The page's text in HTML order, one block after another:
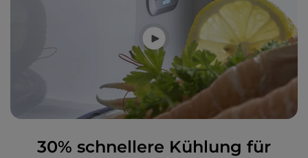
30% schnellere Kühlung für